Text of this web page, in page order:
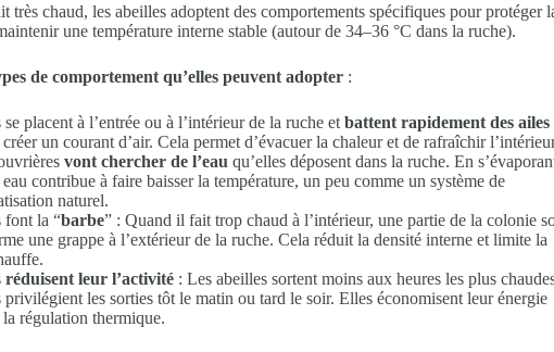
très chaud, les abeilles adoptent des comportements spécifiques pour protéger
une température interne stable (autour de 34–36 °C dans la ruche).
de comportement qu’elles peuvent adopter :
se placent à l’entrée ou à l’intérieur de la ruche et battent rapidement des ailes
un courant d’air. Cela permet d’évacuer la chaleur et de rafraîchir
vont chercher de l’eau qu’elles déposent dans la ruche. En
eau contribue à faire baisser la température, un peu comme un système de
naturel.
font la “barbe” : Quand il fait trop chaud à l’intérieur, une partie de la colonie
une grappe à l’extérieur de la ruche. Cela réduit la densité interne et limite la
réduisent leur l’activité : Les abeilles sortent moins aux heures les plus
privilégient les sorties tôt le matin ou tard le soir. Elles économisent leur énergie
régulation thermique.